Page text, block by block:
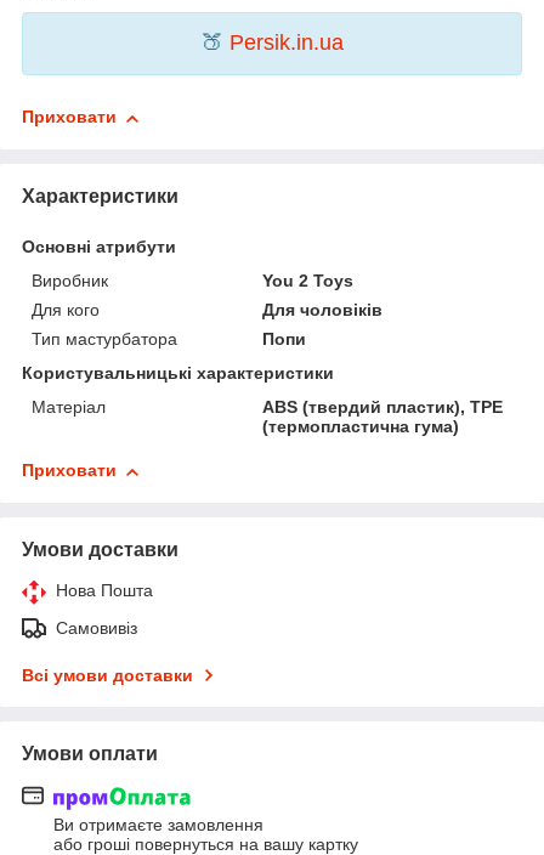
🍑 Persik.in.ua
Приховати
Характеристики
Основні атрибути
Виробник
You 2 Toys
Для кого
Для чоловіків
Тип мастурбатора
Попи
Користувальницькі характеристики
Матеріал
ABS (твердий пластик), TPE
(термопластична гума)
Приховати
Умови доставки
Нова Пошта
Самовивіз
Всі умови доставки
Умови оплати
Ви отримаєте замовлення
або гроші повернуться на вашу картку